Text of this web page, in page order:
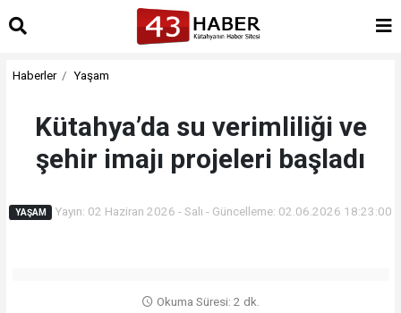
Haberler Yaşam
Kütahya’da su verimliliği ve
şehir imajı projeleri başladı
YAŞAM Yayın: 02 Haziran 2026 - Salı - Güncelleme: 02.06.2026 18:23:00
Okuma Süresi: 2 dk.